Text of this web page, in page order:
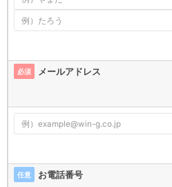
必須 メールアドレス
任意 お電話番号